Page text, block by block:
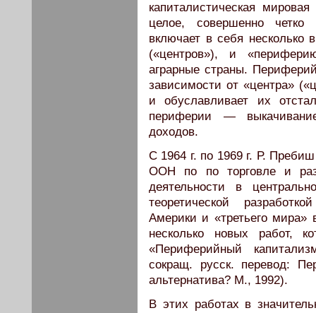
капиталистическая
целое, совершенно четко
включает в себя несколько
(«центров»), и
аграрные страны.
зависимости от «центра»
и обуславливает их
периферии —
доходов.
С 1964 г. по 1969 г. Р.
ООН по по торговле и
деятельности в
теоретической
Америки и «третьего
несколько новых работ,
«Периферийный
сокращ. русск. перевод:
альтернатива? М., 1992).
В этих работах в